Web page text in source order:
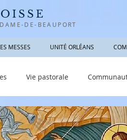
DE-BEAUPORT
MESSES UNITÉ ORLÉANS
Vie pastorale
Sacrements Réfléchir